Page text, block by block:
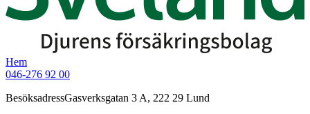
Hem
046-276 92 00
BesöksadressGasverksgatan 3 A, 222 29 Lund